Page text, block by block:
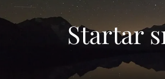
Startar